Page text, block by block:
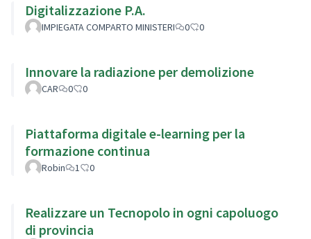
Digitalizzazione P.A.
IMPIEGATA COMPARTO MINISTERI 0 0
Innovare la radiazione per demolizione
CAR 0 0
Piattaforma digitale e-learning per la
formazione continua
Robin 1 0
Realizzare un Tecnopolo in ogni capoluogo
di provincia